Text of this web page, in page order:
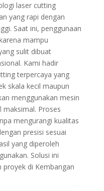
laser cutting
yang rapi dengan
Saat ini, penggunaan
mampu
sulit dibuat
Kami hadir
terpercaya yang
skala kecil maupun
menggunakan mesin
maksimal. Proses
mengurangi kualitas
presisi sesuai
yang diperoleh
Solusi ini
di Kembangan